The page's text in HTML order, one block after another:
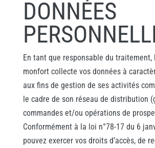
DONNÉES
En tant que responsable du traitement,
monfort collecte vos données à
aux fins de gestion de ses activités
le cadre de son réseau de distribution
commandes et/ou opérations de
Conformément à la loi n°78-17 du 6
pouvez exercer vos droits d’accès, de